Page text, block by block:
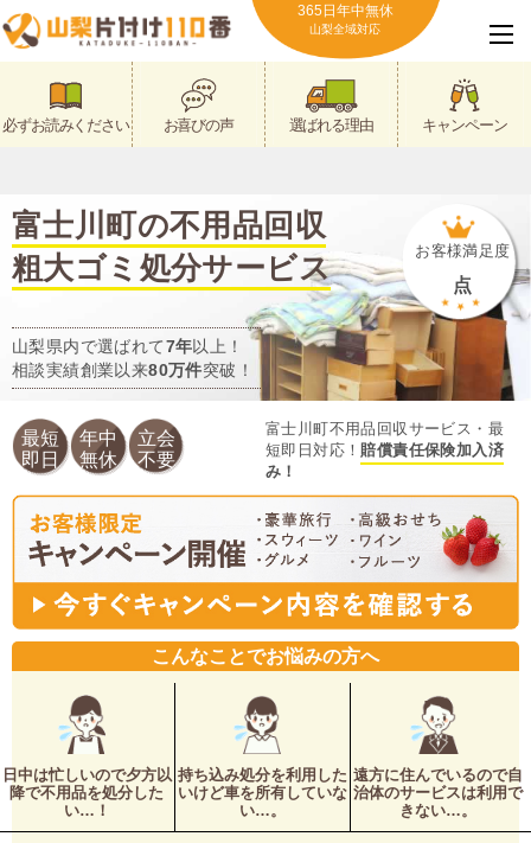
365日年中無休
山梨全域対応
必ずお読みください お喜びの声 選ばれる理由 キャンペーン
富士川町の不用品回収
粗大ゴミ処分サービス
山梨県内で選ばれて7年以上！
相談実績創業以来80万件突破！
お客様満足度
点
最短
即日
年中
無休
立会
不要
富士川町不用品回収サービス・最
短即日対応！ 賠償責任保険加入済
み！
こんなことでお悩みの方へ
日中は忙しいので夕方以
降で不用品を処分した
い…！
持ち込み処分を利用した
いけど車を所有していな
い…。
遠方に住んでいるので自
治体のサービスは利用で
きない…。